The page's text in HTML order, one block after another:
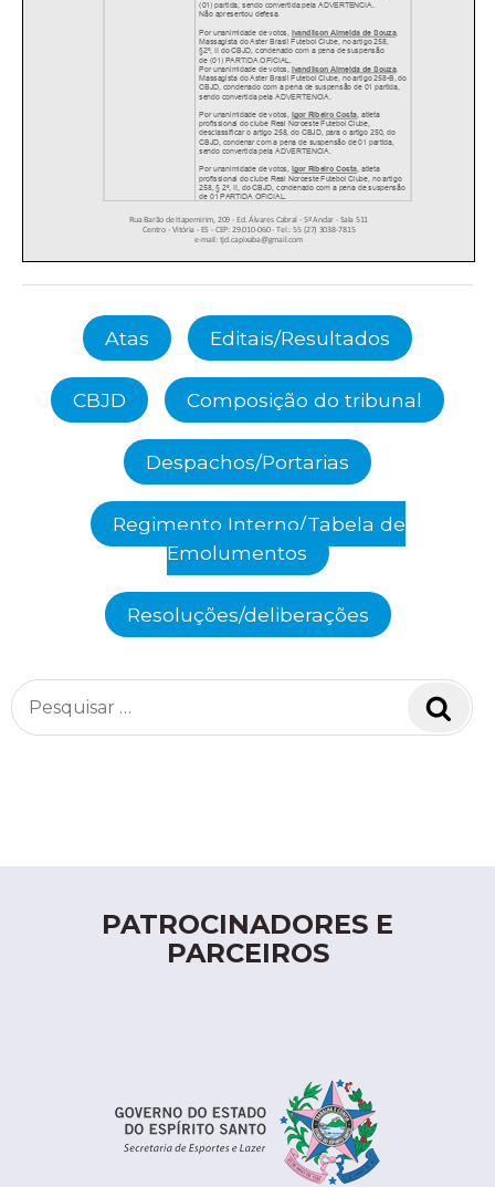
Atas Editais/Resultados
CBJD Composição do tribunal
Despachos/Portarias
Regimento Interno/Tabela de
Emolumentos
Resoluções/deliberações
Pesquisar
por:
PATROCINADORES E
PARCEIROS